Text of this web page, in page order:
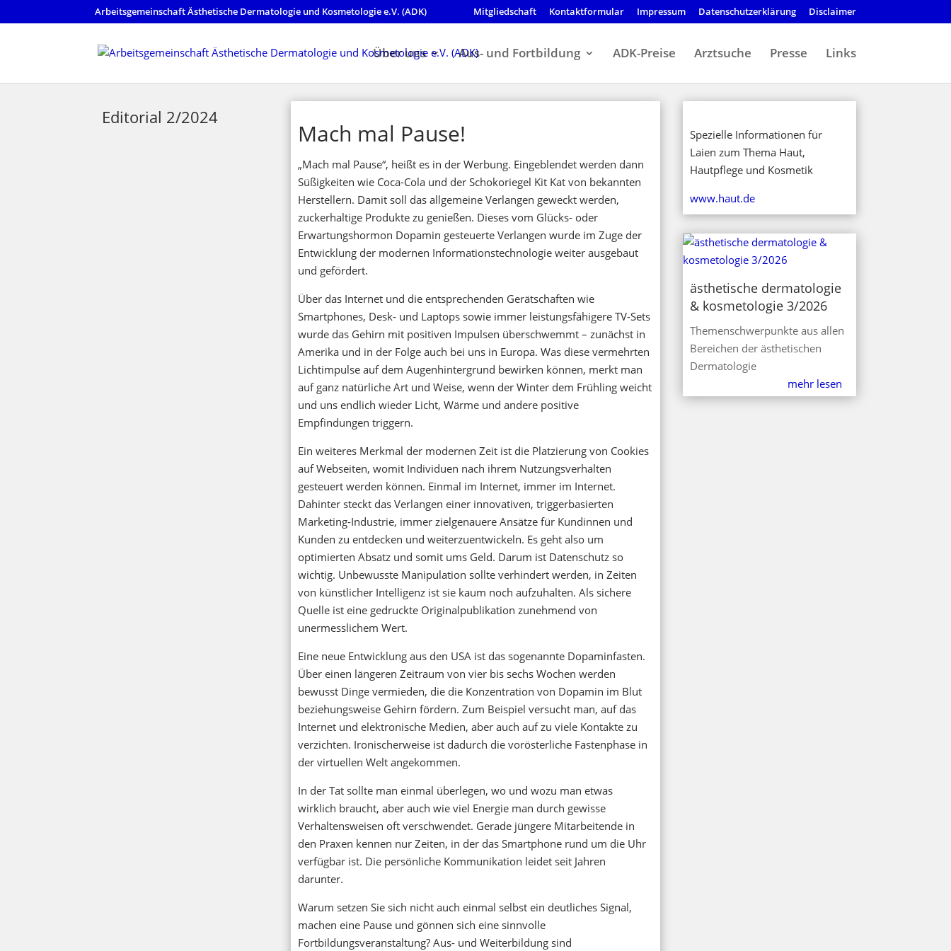
Arbeitsgemeinschaft Ästhetische Dermatologie und Kosmetologie e.V. (ADK) Mitgliedschaft Kontaktformular Impressum Datenschutzerklärung Disclaimer
Über uns Aus- und Fortbildung ADK-Preise Arztsuche Presse Links
Editorial 2/2024
Mach mal Pause!
„Mach mal Pause“, heißt es in der Werbung. Eingeblendet werden dann
Süßigkeiten wie Coca-Cola und der Schokoriegel Kit Kat von bekannten
Herstellern. Damit soll das allgemeine Verlangen geweckt werden,
zuckerhaltige Produkte zu genießen. Dieses vom Glücks- oder
Erwartungshormon Dopamin gesteuerte Verlangen wurde im Zuge der
Entwicklung der modernen Informationstechnologie weiter ausgebaut
und gefördert.
Über das Internet und die entsprechenden Gerätschaften wie
Smartphones, Desk- und Laptops sowie immer leistungsfähigere TV-Sets
wurde das Gehirn mit positiven Impulsen überschwemmt – zunächst in
Amerika und in der Folge auch bei uns in Europa. Was diese vermehrten
Lichtimpulse auf dem Augenhintergrund bewirken können, merkt man
auf ganz natürliche Art und Weise, wenn der Winter dem Frühling weicht
und uns endlich wieder Licht, Wärme und andere positive
Empfindungen triggern.
Ein weiteres Merkmal der modernen Zeit ist die Platzierung von Cookies
auf Webseiten, womit Individuen nach ihrem Nutzungsverhalten
gesteuert werden können. Einmal im Internet, immer im Internet.
Dahinter steckt das Verlangen einer innovativen, triggerbasierten
Marketing-Industrie, immer zielgenauere Ansätze für Kundinnen und
Kunden zu entdecken und weiterzuentwickeln. Es geht also um
optimierten Absatz und somit ums Geld. Darum ist Datenschutz so
wichtig. Unbewusste Manipulation sollte verhindert werden, in Zeiten
von künstlicher Intelligenz ist sie kaum noch aufzuhalten. Als sichere
Quelle ist eine gedruckte Originalpublikation zunehmend von
unermesslichem Wert.
Eine neue Entwicklung aus den USA ist das sogenannte Dopaminfasten.
Über einen längeren Zeitraum von vier bis sechs Wochen werden
bewusst Dinge vermieden, die die Konzentration von Dopamin im Blut
beziehungsweise Gehirn fördern. Zum Beispiel versucht man, auf das
Internet und elektronische Medien, aber auch auf zu viele Kontakte zu
verzichten. Ironischerweise ist dadurch die vorösterliche Fastenphase in
der virtuellen Welt angekommen.
In der Tat sollte man einmal überlegen, wo und wozu man etwas
wirklich braucht, aber auch wie viel Energie man durch gewisse
Verhaltensweisen oft verschwendet. Gerade jüngere Mitarbeitende in
den Praxen kennen nur Zeiten, in der das Smartphone rund um die Uhr
verfügbar ist. Die persönliche Kommunikation leidet seit Jahren
darunter.
Warum setzen Sie sich nicht auch einmal selbst ein deutliches Signal,
machen eine Pause und gönnen sich eine sinnvolle
Fortbildungsveranstaltung? Aus- und Weiterbildung sind
Spezielle Informationen für
Laien zum Thema Haut,
Hautpflege und Kosmetik
www.haut.de
ästhetische dermatologie
& kosmetologie 3/2026
Themenschwerpunkte aus allen
Bereichen der ästhetischen
Dermatologie
mehr lesen